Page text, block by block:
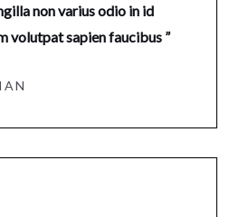
non varius odio in id
volutpat sapien faucibus ”